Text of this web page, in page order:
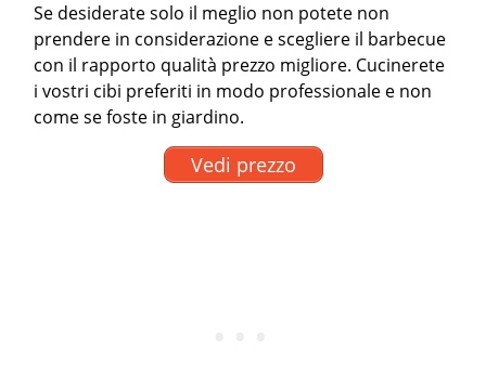
Se desiderate solo il meglio non potete non
prendere in considerazione e scegliere il barbecue
con il rapporto qualità prezzo migliore. Cucinerete
i vostri cibi preferiti in modo professionale e non
come se foste in giardino.
Vedi prezzo